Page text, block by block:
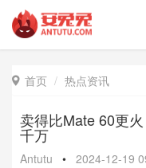
 首页 热点资讯
卖得比Mate 60更
千万
Antutu • 2024-12-19